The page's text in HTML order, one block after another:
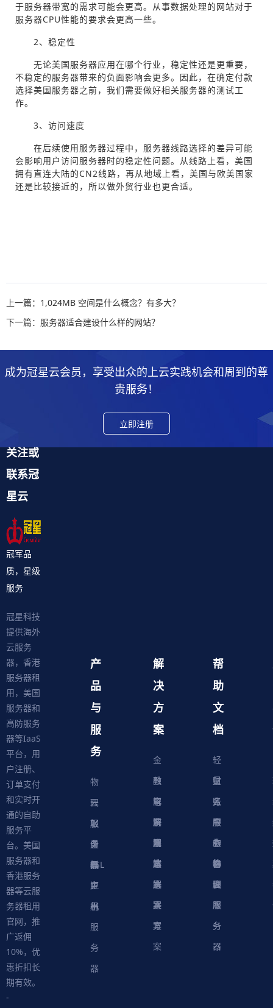
于服务器带宽的需求可能会更高。从事数据处理的网站对于
服务器CPU性能的要求会更高一些。
2、稳定性
无论美国服务器应用在哪个行业，稳定性还是更重要，
不稳定的服务器带来的负面影响会更多。因此，在确定付款
选择美国服务器之前，我们需要做好相关服务器的测试工
作。
3、访问速度
在后续使用服务器过程中，服务器线路选择的差异可能
会影响用户访问服务器时的稳定性问题。从线路上看，美国
拥有直连大陆的CN2线路，再从地域上看，美国与欧美国家
还是比较接近的，所以做外贸行业也更合适。
上一篇：1,024MB 空间是什么概念？有多大？
下一篇：服务器适合建设什么样的网站？
成为冠星云会员，享受出众的上云实践机会和周到的尊
贵服务！
立即注册
关注或
联系冠
星云
冠军品
质，星级
服务
冠星科技
提供海外
云服务
器，香港
服务器租
用，美国
服务器和
高防服务
器等IaaS
平台，用
户注册、
订单支付
和实时开
通的自助
服务平
台。美国
服务器和
香港服务
器等云服
务器租用
官网，推
广返佣
10%，优
惠折扣长
期有效。
-
产
品
与
服
务
物
理
服
务
器
云
服
务
器
轻
量
级
应
用
服
务
器
虚
拟
主
机
SSL
证
书
解
决
方
案
金
融
解
决
方
案
教
育
解
决
方
案
电
商
解
决
方
案
游
戏
解
决
方
案
网
站
解
决
方
案
帮
助
文
档
轻
量
云
服
务
器
财
务
中
心
账
户
中
心
服
务
协
议
软
件
脚
本
物
理
服
务
器
云
服
务
器